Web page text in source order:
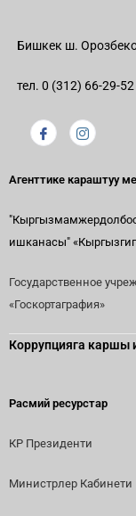
Бишкек ш.
тел. 0 (312) 66-29-52
Агенттике караштуу
ишканасы"
Государственное
«Госкортаграфия»
Коррупцияга каршы
Расмий ресурстар
КР Президенти
Министрлер Кабинети